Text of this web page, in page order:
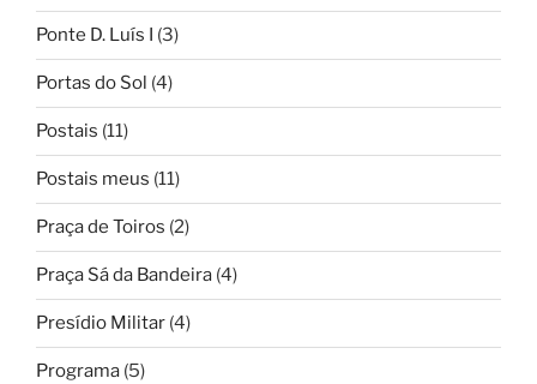
Ponte D. Luís I (3)
Portas do Sol (4)
Postais (11)
Postais meus (11)
Praça de Toiros (2)
Praça Sá da Bandeira (4)
Presídio Militar (4)
Programa (5)